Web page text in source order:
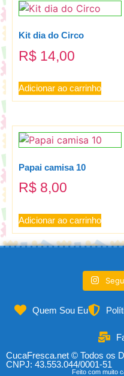
Kit dia do Circo
R$ 14,00
Adicionar ao carrinho
Papai camisa 10
R$ 8,00
Adicionar ao carrinho
Quem Sou Eu
CucaFresca.net © Todos os
CNPJ: 43.553.044/0001-51
Feito com muito